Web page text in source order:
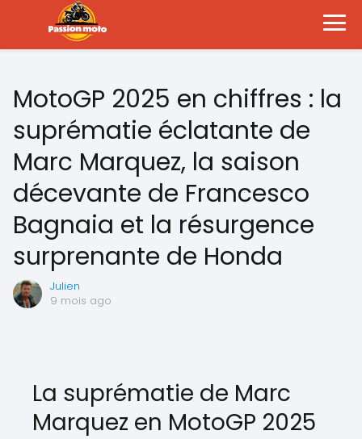
MotoGP 2025 en chiffres : la
suprématie éclatante de
Marc Marquez, la saison
décevante de Francesco
Bagnaia et la résurgence
surprenante de Honda
Julien
9 mois ago
La suprématie de Marc
Marquez en MotoGP 2025